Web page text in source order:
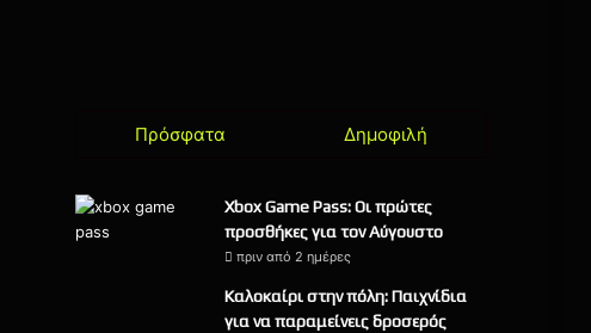
Πρόσφατα Δημοφιλή
Xbox Game Pass: Οι πρώτες
προσθήκες για τον Αύγουστο
πριν από 2 ημέρες
Καλοκαίρι στην πόλη: Παιχνίδια
για να παραμείνεις δροσερός